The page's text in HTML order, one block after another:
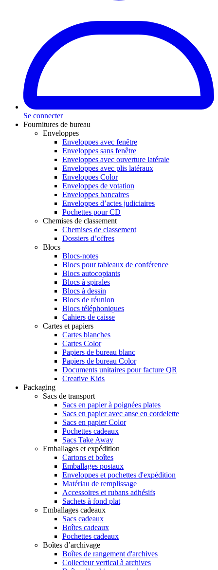
Se connecter
Fournitures de bureau
Enveloppes
Enveloppes avec fenêtre
Enveloppes sans fenêtre
Enveloppes avec ouverture latérale
Enveloppes avec plis latéraux
Enveloppes Color
Enveloppes de votation
Enveloppes bancaires
Enveloppes d’actes judiciaires
Pochettes pour CD
Chemises de classement
Chemises de classement
Dossiers d’offres
Blocs
Blocs-notes
Blocs pour tableaux de conférence
Blocs autocopiants
Blocs à spirales
Blocs à dessin
Blocs de réunion
Blocs téléphoniques
Cahiers de caisse
Cartes et papiers
Cartes blanches
Cartes Color
Papiers de bureau blanc
Papiers de bureau Color
Documents unitaires pour facture QR
Creative Kids
Packaging
Sacs de transport
Sacs en papier à poignées plates
Sacs en papier avec anse en cordelette
Sacs en papier Color
Pochettes cadeaux
Sacs Take Away
Emballages et expédition
Cartons et boîtes
Emballages postaux
Enveloppes et pochettes d'expédition
Matériau de remplissage
Accessoires et rubans adhésifs
Sachets à fond plat
Emballages cadeaux
Sacs cadeaux
Boîtes cadeaux
Pochettes cadeaux
Boîtes d’archivage
Boîtes de rangement d'archives
Collecteur vertical à archives